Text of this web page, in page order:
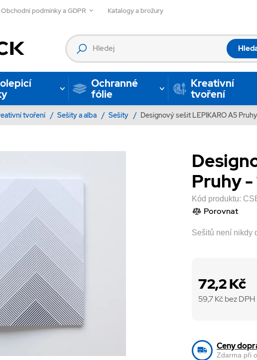
Obchodní podmínky a GDPR Katalogy a brožury
Ochranné
fólie
Kreativní
tvoření
tvoření / Sešity a alba / Sešity / Designový sešit LEPIKARO A5
Pruhy -
Kód produktu:
Porovnat
Sešitů není nikdy
72,2 Kč
59,7Kč bez DPH
Ceny
Zdarma při